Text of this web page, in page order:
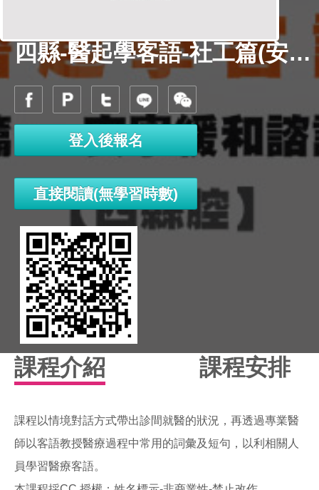
四縣-醫起學客語-社工篇(安寧緩和諮詢服務)
登入後報名
直接閱讀(無學習時數)
課程介紹 課程安排
課程以情境對話方式帶出診間就醫的狀況，再透過專業醫
師以客語教授醫療過程中常用的詞彙及短句，以利相關人
員學習醫療客語。